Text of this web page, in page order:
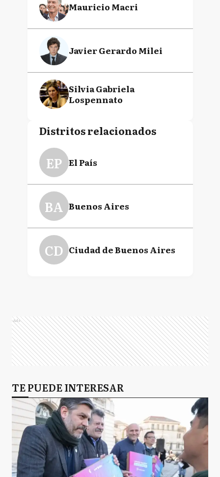
Mauricio Macri
Javier Gerardo Milei
Silvia Gabriela
Lospennato
Distritos relacionados
EP El País
BA Buenos Aires
CD Ciudad de Buenos Aires
Ads
TE PUEDE INTERESAR